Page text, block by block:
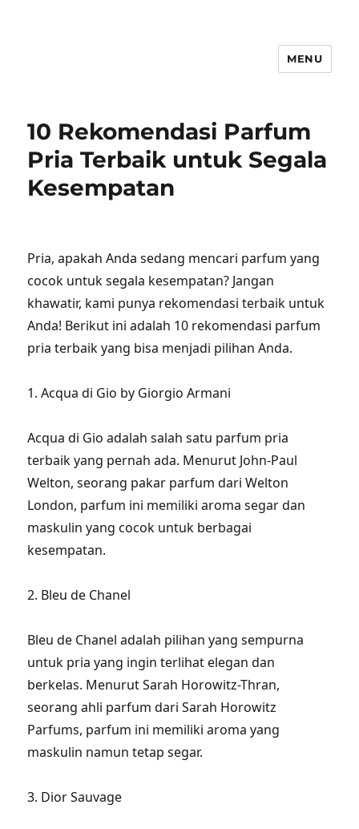
MENU
10 Rekomendasi Parfum
Pria Terbaik untuk Segala
Kesempatan
Pria, apakah Anda sedang mencari parfum yang
cocok untuk segala kesempatan? Jangan
khawatir, kami punya rekomendasi terbaik untuk
Anda! Berikut ini adalah 10 rekomendasi parfum
pria terbaik yang bisa menjadi pilihan Anda.
1. Acqua di Gio by Giorgio Armani
Acqua di Gio adalah salah satu parfum pria
terbaik yang pernah ada. Menurut John-Paul
Welton, seorang pakar parfum dari Welton
London, parfum ini memiliki aroma segar dan
maskulin yang cocok untuk berbagai
kesempatan.
2. Bleu de Chanel
Bleu de Chanel adalah pilihan yang sempurna
untuk pria yang ingin terlihat elegan dan
berkelas. Menurut Sarah Horowitz-Thran,
seorang ahli parfum dari Sarah Horowitz
Parfums, parfum ini memiliki aroma yang
maskulin namun tetap segar.
3. Dior Sauvage